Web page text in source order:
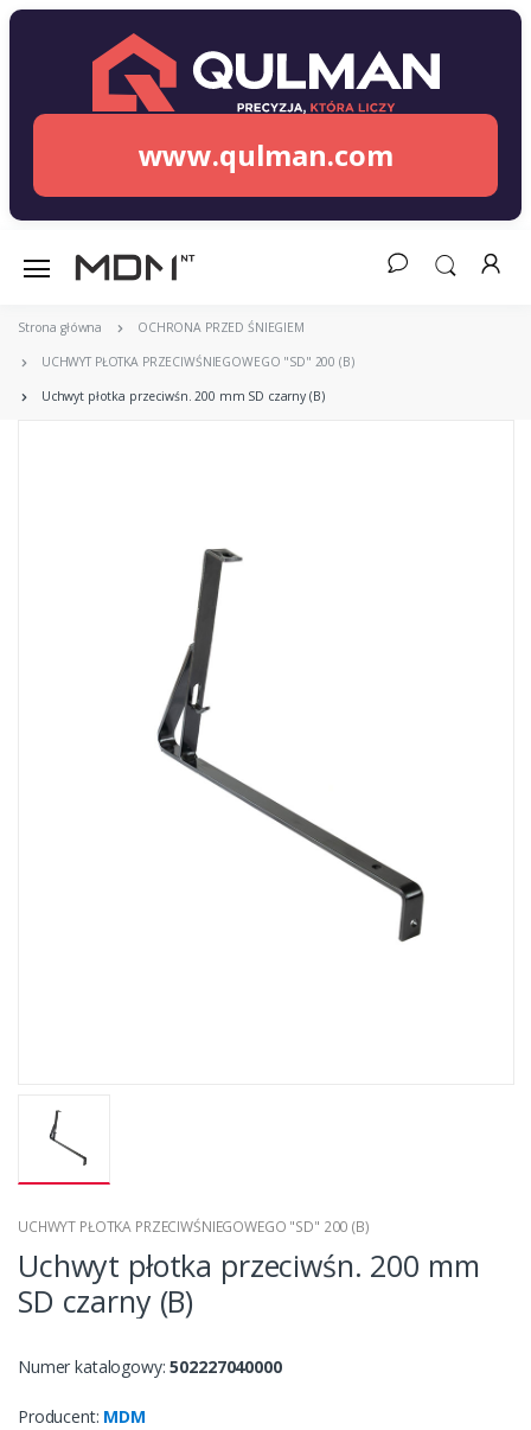
www.qulman.com
Strona główna OCHRONA PRZED ŚNIEGIEM
UCHWYT PŁOTKA PRZECIWŚNIEGOWEGO "SD" 200 (B)
Uchwyt płotka przeciwśn. 200 mm SD czarny (B)
UCHWYT PŁOTKA PRZECIWŚNIEGOWEGO "SD" 200 (B)
Uchwyt płotka przeciwśn. 200 mm
SD czarny (B)
Numer katalogowy:502227040000
Producent: MDM